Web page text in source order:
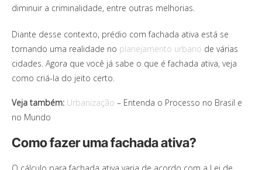
diminuir a criminalidade, entre outras melhorias.
Diante desse contexto, prédio com fachada ativa está se
tornando uma realidade no planejamento urbano de várias
cidades. Agora que você já sabe o que é fachada ativa, veja
como criá-la do jeito certo.
Veja também: Urbanização – Entenda o Processo no Brasil e
no Mundo
Como fazer uma fachada ativa?